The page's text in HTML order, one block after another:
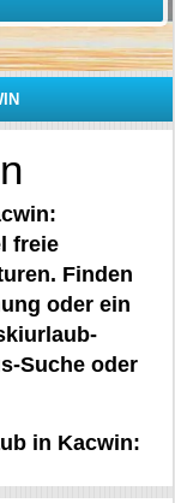
freie
Finden
oder ein
Suche oder
in Kacwin: